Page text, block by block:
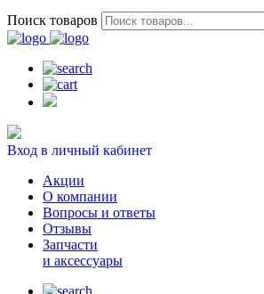
Поиск товаров
Вход в личный кабинет
Акции
О компании
Вопросы и ответы
Отзывы
Запчасти
и аксессуары